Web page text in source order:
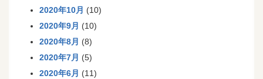
2020年10月 (10)
2020年9月 (10)
2020年8月 (8)
2020年7月 (5)
2020年6月 (11)